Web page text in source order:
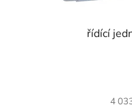
řídící
4